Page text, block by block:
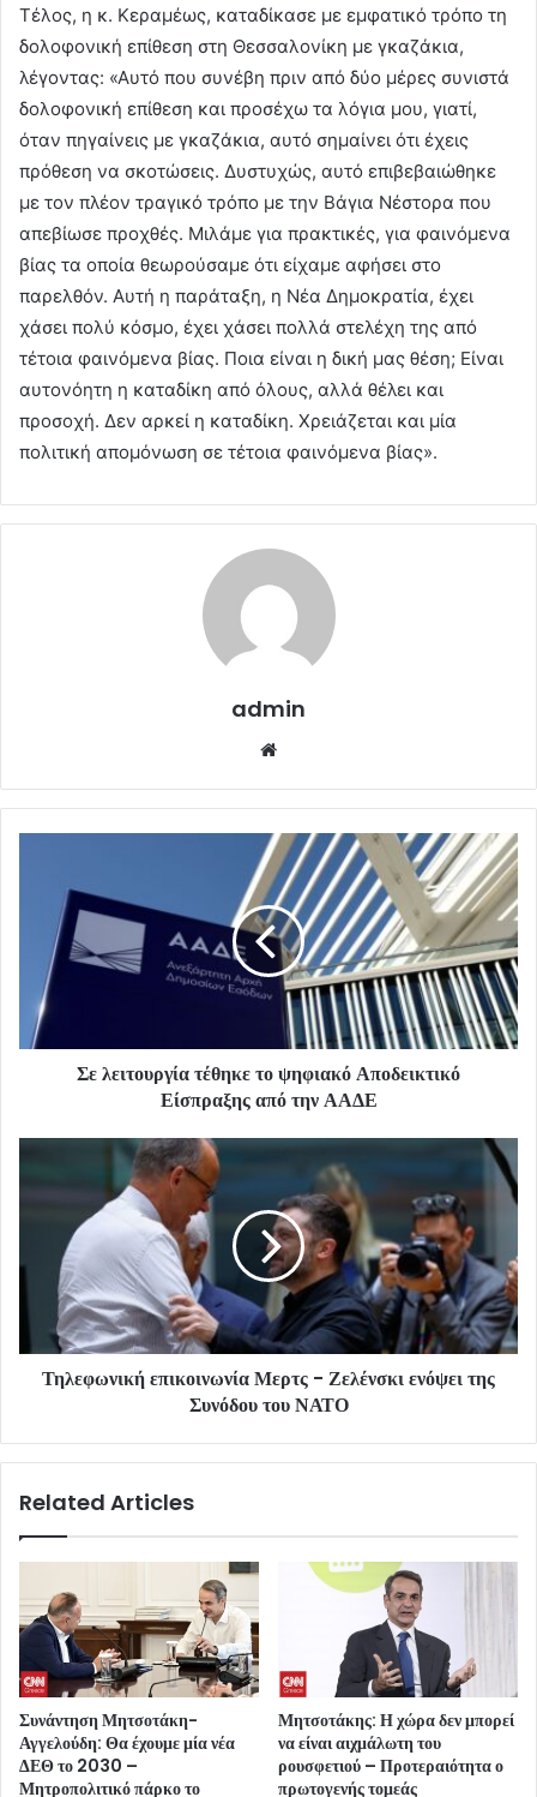
Τέλος, η κ. Κεραμέως, καταδίκασε με εμφατικό τρόπο τη
δολοφονική επίθεση στη Θεσσαλονίκη με γκαζάκια,
λέγοντας: «Αυτό που συνέβη πριν από δύο μέρες συνιστά
δολοφονική επίθεση και προσέχω τα λόγια μου, γιατί,
όταν πηγαίνεις με γκαζάκια, αυτό σημαίνει ότι έχεις
πρόθεση να σκοτώσεις. Δυστυχώς, αυτό επιβεβαιώθηκε
με τον πλέον τραγικό τρόπο με την Βάγια Νέστορα που
απεβίωσε προχθές. Μιλάμε για πρακτικές, για φαινόμενα
βίας τα οποία θεωρούσαμε ότι είχαμε αφήσει στο
παρελθόν. Αυτή η παράταξη, η Νέα Δημοκρατία, έχει
χάσει πολύ κόσμο, έχει χάσει πολλά στελέχη της από
τέτοια φαινόμενα βίας. Ποια είναι η δική μας θέση; Είναι
αυτονόητη η καταδίκη από όλους, αλλά θέλει και
προσοχή. Δεν αρκεί η καταδίκη. Χρειάζεται και μία
πολιτική απομόνωση σε τέτοια φαινόμενα βίας».
admin
Σε λειτουργία τέθηκε το ψηφιακό Αποδεικτικό
Είσπραξης από την ΑΑΔΕ
Τηλεφωνική επικοινωνία Μερτς - Ζελένσκι ενόψει της
Συνόδου του ΝΑΤΟ
Related Articles
Συνάντηση Μητσοτάκη-
Αγγελούδη: Θα έχουμε μία νέα
ΔΕΘ το 2030 –
Μητροπολιτικό πάρκο το
Μητσοτάκης: Η χώρα δεν μπορεί
να είναι αιχμάλωτη του
ρουσφετιού – Προτεραιότητα ο
πρωτογενής τομεάς